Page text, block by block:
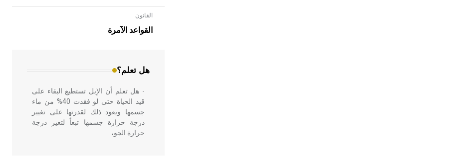
القانون
القواعد الآمرة
هل تعلم؟
- هل تعلم أن الأبلق نوع من الفنون
الهندسية التي ارتبطت بالعمارة الإسلامية
في بلاد الشام ومصر خاصة، حيث يحرص
- هل تعلم أن الإبل تستطيع البقاء على
قيد الحياة حتى لو فقدت 40% من ماء
جسمها ويعود ذلك لقدرتها على تغيير
درجة حرارة جسمها تبعاً لتغير درجة
حرارة الجو،